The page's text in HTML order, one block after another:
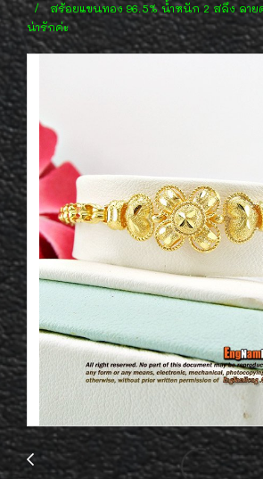
สร้อยแขนทอง 96.5% น้ำหนัก 2 สลึง ลาย
น่ารักค่ะ